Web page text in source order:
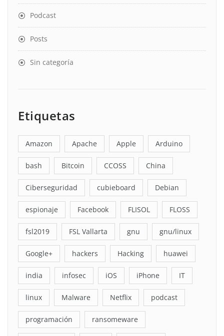
Podcast
Posts
Sin categoría
Etiquetas
Amazon Apache Apple Arduino
bash Bitcoin CCOSS China
Ciberseguridad cubieboard Debian
espionaje Facebook FLISOL FLOSS
fsl2019 FSL Vallarta gnu gnu/linux
Google+ hackers Hacking huawei
india infosec iOS iPhone IT
linux Malware Netflix podcast
programación ransomeware